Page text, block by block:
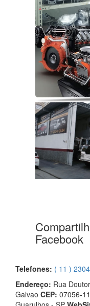
Facebook
Telefones: ( 11 )
Endereço: Rua
Galvao CEP: 07056-